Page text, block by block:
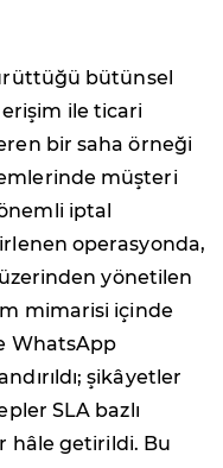
bütünsel
ile ticari
bir saha örneği
müşteri
iptal
operasyonda,
yönetilen
mimarisi içinde
WhatsApp
şikâyetler
SLA bazlı
hâle getirildi. Bu